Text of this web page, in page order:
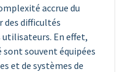
accrue du
des difficultés
En effet,
souvent équipées
et de systèmes de